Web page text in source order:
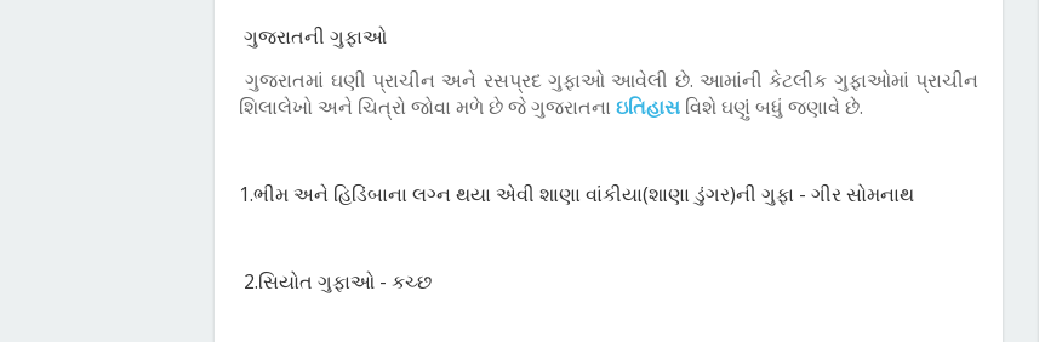
ગુજરાતની ગુફાઓ
ગુજરાતમાં ઘણી પ્રાચીન અને રસપ્રદ ગુફાઓ આવેલી છે. આમાંની કેટલીક ગુફાઓમાં પ્રાચીન
શિલાલેખો અને ચિત્રો જોવા મળે છે જે ગુજરાતના ઇતિહાસ વિશે ઘણું બધું જણાવે છે.
1.ભીમ અને હિડિંબાના લગ્ન થયા એવી શાણા વાંકીયા(શાણા ડુંગર)ની ગુફા - ગીર સોમનાથ
2.સિયોત ગુફાઓ - કચ્છ